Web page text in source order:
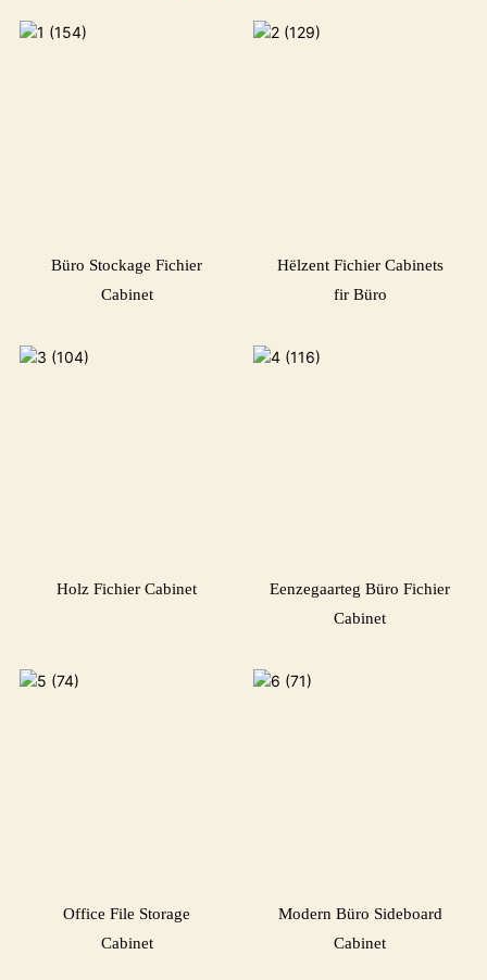
Büro Stockage Fichier
Cabinet
Hëlzent Fichier Cabinets
fir Büro
Holz Fichier Cabinet
Eenzegaarteg Büro Fichier
Cabinet
Office File Storage
Cabinet
Modern Büro Sideboard
Cabinet